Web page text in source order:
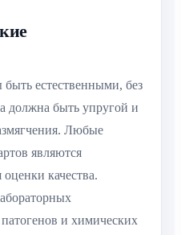
естественными, без
должна быть упругой и
Любые
являются
качества.
и химических